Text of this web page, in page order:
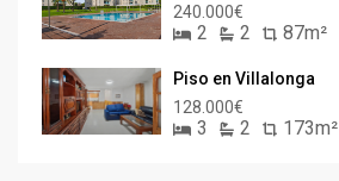
240.000€
2 2 87m²
Piso en Villalonga
128.000€
3 2 173m²